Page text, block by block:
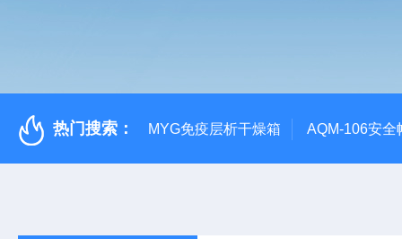
热门搜索： MYG免疫层析干燥箱 AQM-106安全